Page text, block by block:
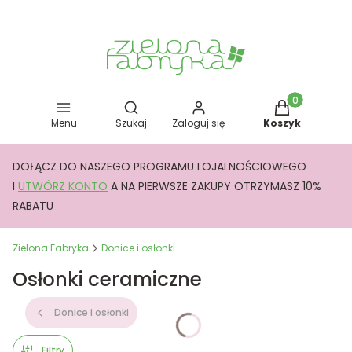
Menu
Otwórz wyszukiwarkę
Szukaj Zaloguj się
Produkty w
Koszyk
DOŁĄCZ DO NASZEGO PROGRAMU LOJALNOŚCIOWEGO
I UTWÓRZ KONTO A NA PIERWSZE ZAKUPY OTRZYMASZ 10%
RABATU
Zielona Fabryka Donice i osłonki
Osłonki ceramiczne
Donice i osłonki